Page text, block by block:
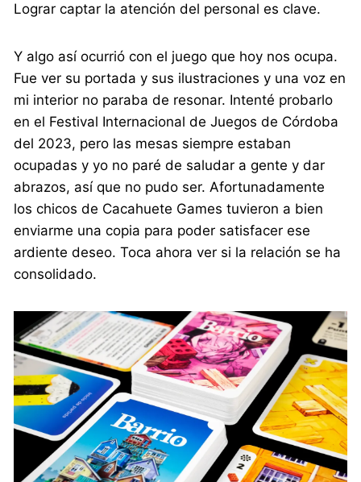
Lograr captar la atención del personal es clave.
Y algo así ocurrió con el juego que hoy nos ocupa.
Fue ver su portada y sus ilustraciones y una voz en
mi interior no paraba de resonar. Intenté probarlo
en el Festival Internacional de Juegos de Córdoba
del 2023, pero las mesas siempre estaban
ocupadas y yo no paré de saludar a gente y dar
abrazos, así que no pudo ser. Afortunadamente
los chicos de Cacahuete Games tuvieron a bien
enviarme una copia para poder satisfacer ese
ardiente deseo. Toca ahora ver si la relación se ha
consolidado.